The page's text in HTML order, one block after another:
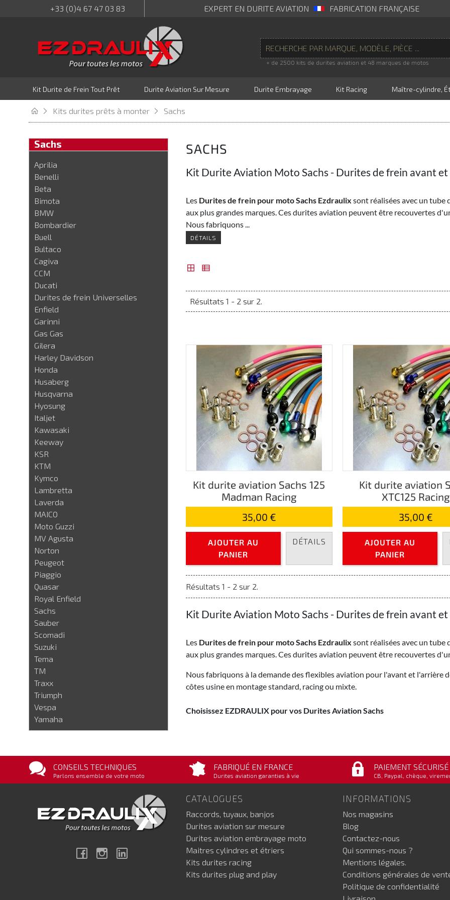
+33 (0)4 67 47 03 83 EXPERT EN DURITE AVIATION FABRICATION FRANÇAISE
+ de 2500 kits de durites aviation et 48 marques de motos
Kit Durite de Frein Tout Prêt Durite Aviation Sur Mesure Durite Embrayage Kit Racing Maître-cylindre,
Kits durites prêts à monter Sachs
Sachs
Aprilia
Benelli
Beta
Bimota
BMW
Bombardier
Buell
Bultaco
Cagiva
CCM
Ducati
Durites de frein Universelles
Enfield
Garinni
Gas Gas
Gilera
Harley Davidson
Honda
Husaberg
Husqvarna
Hyosung
Italjet
Kawasaki
Keeway
KSR
KTM
Kymco
Lambretta
Laverda
MAICO
Moto Guzzi
MV Agusta
Norton
Peugeot
Piaggio
Quasar
Royal Enfield
Sachs
Sauber
Scomadi
Suzuki
Tema
TM
Traxx
Triumph
Vespa
Yamaha
SACHS
Kit Durite Aviation Moto Sachs - Durites de frein avant
Les Durites de frein pour moto Sachs Ezdraulix sont réalisées avec un tube
aux plus grandes marques. Ces durites aviation peuvent être recouvertes
Nous fabriquons ...
DÉTAILS
Résultats 1 - 2 sur 2.
Kit durite aviation Sachs 125
Madman Racing
35,00 €
AJOUTER AU
PANIER
DÉTAILS
Kit durite aviation
XTC125 Racing
35,00 €
AJOUTER AU
PANIER
Résultats 1 - 2 sur 2.
Kit Durite Aviation Moto Sachs - Durites de frein avant
Les Durites de frein pour moto Sachs Ezdraulix sont réalisées avec un tube
aux plus grandes marques. Ces durites aviation peuvent être recouvertes
Nous fabriquons à la demande des flexibles aviation pour l'avant et l'arrière
côtes usine en montage standard, racing ou mixte.
Choisissez EZDRAULIX pour vos Durites Aviation Sachs
CONSEILS TECHNIQUES
Parlons ensemble de votre moto
FABRIQUÉ EN FRANCE
Durites aviation garanties à vie
PAIEMENT SÉCURISÉ
CB, Paypal, chèque,
FacebookInstagram
CATALOGUES
Raccords, tuyaux, banjos
Durites aviation sur mesure
Durites aviation embrayage moto
Maitres cylindres et étriers
Kits durites racing
Kits durites plug and play
INFORMATIONS
Nos magasins
Blog
Contactez-nous
Qui sommes-nous ?
Mentions légales.
Conditions générales de
Politique de confidentialité